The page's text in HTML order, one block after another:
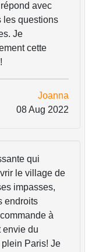
avec
les questions
Je
cette
Joanna
08 Aug 2022
qui
le village de
impasses,
endroits
à
envie du
Paris! Je